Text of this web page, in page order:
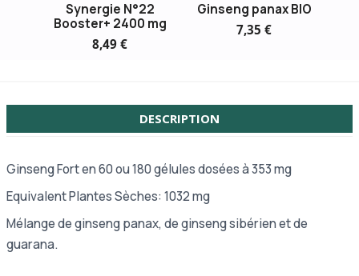
Synergie N°22
Booster+ 2400 mg
8,49 €
Ginseng panax BIO
7,35 €
DESCRIPTION
Ginseng Fort en 60 ou 180 gélules dosées à 353 mg
Equivalent Plantes Sèches: 1032 mg
Mélange de ginseng panax, de ginseng sibérien et de
guarana.